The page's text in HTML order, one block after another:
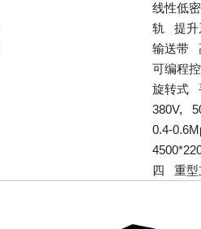
线性低
轨 提升
输送带
可编程
旋转式
380V,
0.4-
四 重型